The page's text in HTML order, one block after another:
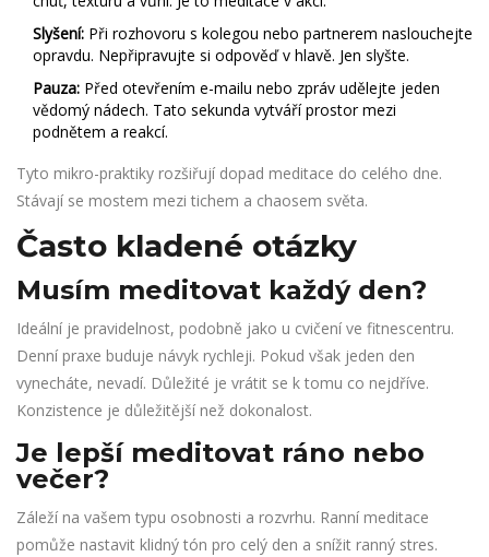
Slyšení: Při rozhovoru s kolegou nebo partnerem naslouchejte
opravdu. Nepřipravujte si odpověď v hlavě. Jen slyšte.
Pauza: Před otevřením e-mailu nebo zpráv udělejte jeden
vědomý nádech. Tato sekunda vytváří prostor mezi
podnětem a reakcí.
Tyto mikro-praktiky rozšiřují dopad meditace do celého dne.
Stávají se mostem mezi tichem a chaosem světa.
Často kladené otázky
Musím meditovat každý den?
Ideální je pravidelnost, podobně jako u cvičení ve fitnescentru.
Denní praxe buduje návyk rychleji. Pokud však jeden den
vynecháte, nevadí. Důležité je vrátit se k tomu co nejdříve.
Konzistence je důležitější než dokonalost.
Je lepší meditovat ráno nebo
večer?
Záleží na vašem typu osobnosti a rozvrhu. Ranní meditace
pomůže nastavit klidný tón pro celý den a snížit ranný stres.